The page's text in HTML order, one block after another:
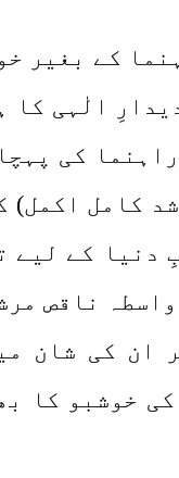
کے بغیر
الٰہی کا
کی
کامل اکمل)
دنیا کے لیے
ناقص
ان کی شان
خوشبو کا